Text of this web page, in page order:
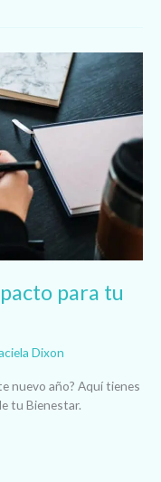
para tu
Dixon
nuevo año? Aquí tienes
tu Bienestar.